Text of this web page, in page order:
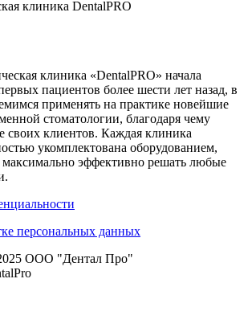
клиника «DentalPRO» начала
пациентов более шести лет назад, в
применять на практике новейшие
стоматологии, благодаря чему
своих клиентов. Каждая клиника
укомплектована оборудованием,
максимально эффективно решать любые
персональных данных
ООО "Дентал Про"